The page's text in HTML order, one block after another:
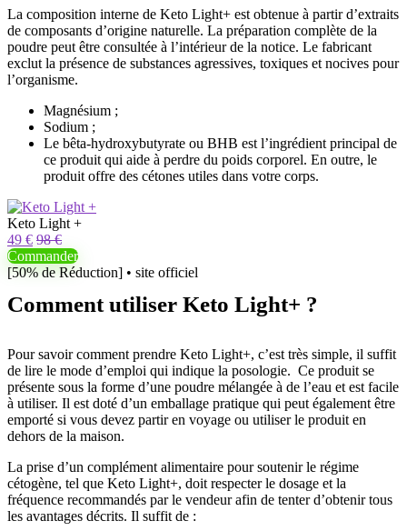
La composition interne de Keto Light+ est obtenue à partir d’extraits
de composants d’origine naturelle. La préparation complète de la
poudre peut être consultée à l’intérieur de la notice. Le fabricant
exclut la présence de substances agressives, toxiques et nocives pour
l’organisme.
Magnésium ;
Sodium ;
Le bêta-hydroxybutyrate ou BHB est l’ingrédient principal de
ce produit qui aide à perdre du poids corporel. En outre, le
produit offre des cétones utiles dans votre corps.
Keto Light +
49 € 98 €
Commander
[50% de Réduction] • site officiel
Comment utiliser Keto Light+ ?
Pour savoir comment prendre Keto Light+, c’est très simple, il suffit
de lire le mode d’emploi qui indique la posologie. Ce produit se
présente sous la forme d’une poudre mélangée à de l’eau et est facile
à utiliser. Il est doté d’un emballage pratique qui peut également être
emporté si vous devez partir en voyage ou utiliser le produit en
dehors de la maison.
La prise d’un complément alimentaire pour soutenir le régime
cétogène, tel que Keto Light+, doit respecter le dosage et la
fréquence recommandés par le vendeur afin de tenter d’obtenir tous
les avantages décrits. Il suffit de :